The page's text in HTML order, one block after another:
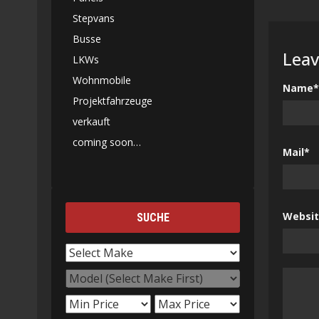
Name*
Mail*
Stepvans
Busse
LKWs
Wohnmobile
Projektfahrzeuge
verkauft
coming soon…
SUCHE